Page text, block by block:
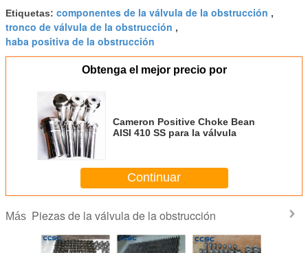
Etiquetas: componentes de la válvula de la obstrucción ,
tronco de válvula de la obstrucción ,
haba positiva de la obstrucción
Obtenga el mejor precio por
Cameron Positive Choke Bean
AISI 410 SS para la válvula
Continuar
Más Piezas de la válvula de la obstrucción